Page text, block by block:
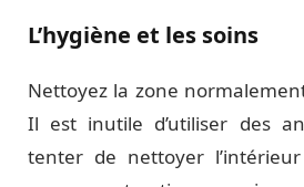
L’hygiène et les soins
Nettoyez la zone
Il est inutile d’utiliser des
tenter de nettoyer